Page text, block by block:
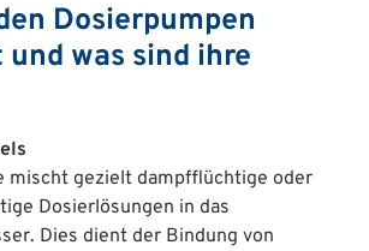
Dosierpumpen
was sind ihre
mischt gezielt dampfflüchtige oder
Dosierlösungen in das
Dies dient der Bindung von